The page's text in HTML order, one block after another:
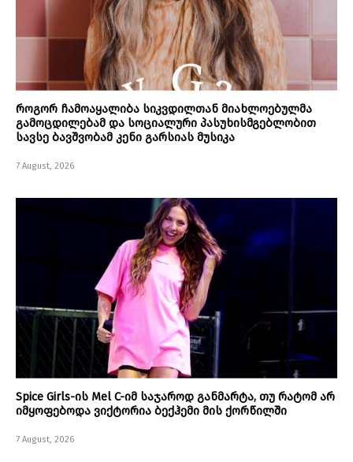
როგორ ჩამოაყალიბა სიკვდილთან მიახლოებულმა
გამოცდილებამ და სოციალური პასუხისმგებლობით
სავსე ბავშვობამ კენი გარსიას მუსიკა
7 August, 2026
Spice Girls-ის Mel C-იმ საჯაროდ განმარტა, თუ რატომ არ
იმყოფებოდა ვიქტორია ბექჰემი მის ქორწილში
7 August, 2026